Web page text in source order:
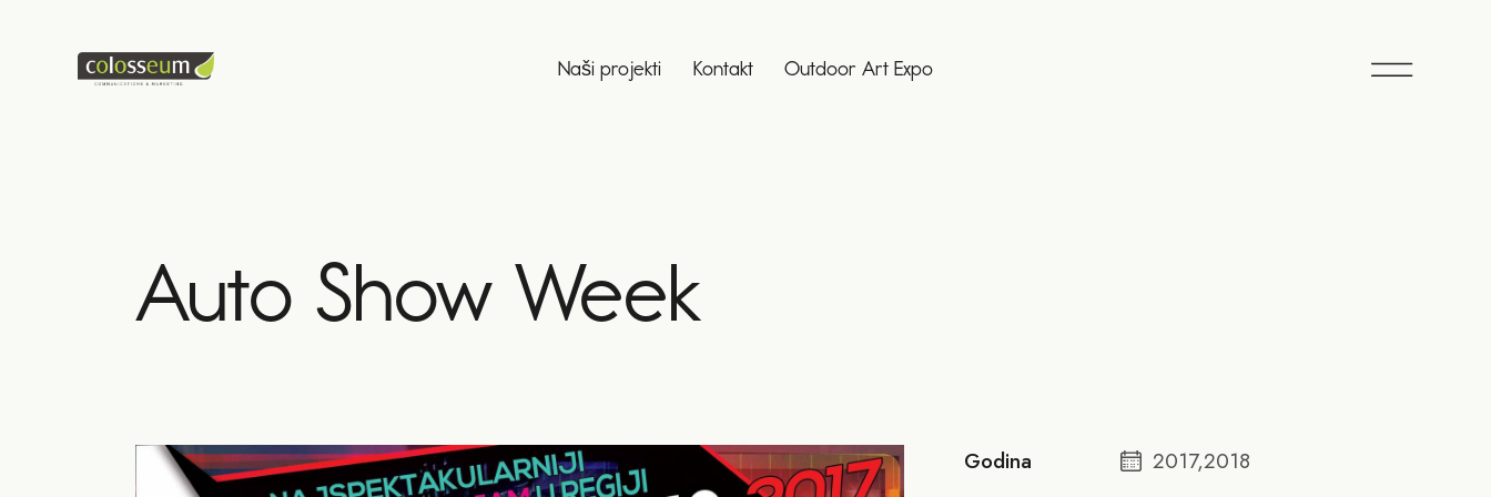
Naši projekti Kontakt Outdoor Art Expo
Auto Show Week
Godina 2017,2018